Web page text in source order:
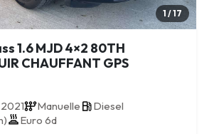
1 / 17
1.6 MJD 4×2 80TH
CHAUFFANT GPS
2021 Manuelle
Diesel
Euro 6d